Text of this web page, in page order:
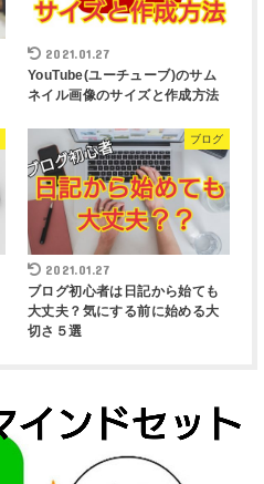
2021.01.27
YouTube(ユーチューブ)のサム
ネイル画像のサイズと作成方法
ブログ
2021.01.27
ブログ初心者は日記から始ても
大丈夫？気にする前に始める大
切さ５選